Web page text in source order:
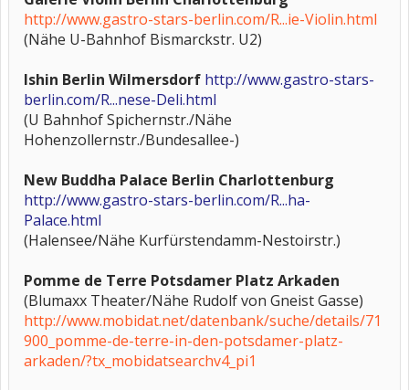
http://www.gastro-stars-berlin.com/R...ie-Violin.html
(Nähe U-Bahnhof Bismarckstr. U2)
Ishin Berlin Wilmersdorf http://www.gastro-stars-
berlin.com/R...nese-Deli.html
(U Bahnhof Spichernstr./Nähe
Hohenzollernstr./Bundesallee-)
New Buddha Palace Berlin Charlottenburg
http://www.gastro-stars-berlin.com/R...ha-
Palace.html
(Halensee/Nähe Kurfürstendamm-Nestoirstr.)
Pomme de Terre Potsdamer Platz Arkaden
(Blumaxx Theater/Nähe Rudolf von Gneist Gasse)
http://www.mobidat.net/datenbank/suche/details/71
900_pomme-de-terre-in-den-potsdamer-platz-
arkaden/?tx_mobidatsearchv4_pi1